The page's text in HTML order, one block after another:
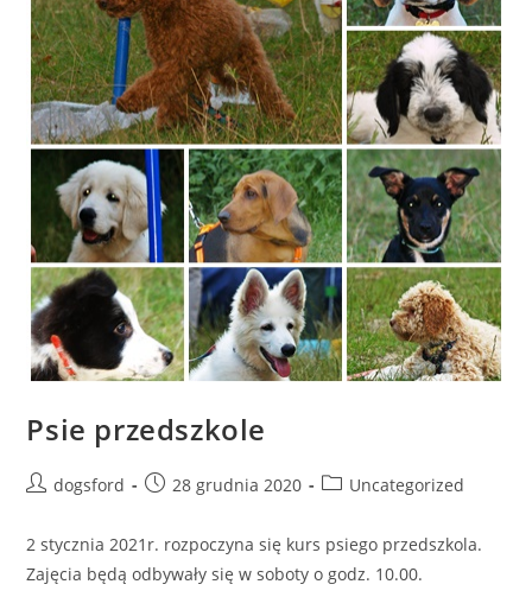
Psie przedszkole
Postdogsford
Post28 grudnia 2020
PostUncategorized
2 stycznia 2021r. rozpoczyna się kurs psiego przedszkola.
Zajęcia będą odbywały się w soboty o godz. 10.00.